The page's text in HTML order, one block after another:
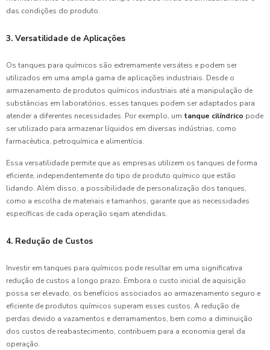
das condições do produto.
3. Versatilidade de Aplicações
Os tanques para químicos são extremamente versáteis e podem ser
utilizados em uma ampla gama de aplicações industriais. Desde o
armazenamento de produtos químicos industriais até a manipulação de
substâncias em laboratórios, esses tanques podem ser adaptados para
atender a diferentes necessidades. Por exemplo, um tanque cilíndrico pode
ser utilizado para armazenar líquidos em diversas indústrias, como
farmacêutica, petroquímica e alimentícia.
Essa versatilidade permite que as empresas utilizem os tanques de forma
eficiente, independentemente do tipo de produto químico que estão
lidando. Além disso, a possibilidade de personalização dos tanques,
como a escolha de materiais e tamanhos, garante que as necessidades
específicas de cada operação sejam atendidas.
4. Redução de Custos
Investir em tanques para químicos pode resultar em uma significativa
redução de custos a longo prazo. Embora o custo inicial de aquisição
possa ser elevado, os benefícios associados ao armazenamento seguro e
eficiente de produtos químicos superam esses custos. A redução de
perdas devido a vazamentos e derramamentos, bem como a diminuição
dos custos de reabastecimento, contribuem para a economia geral da
operação.